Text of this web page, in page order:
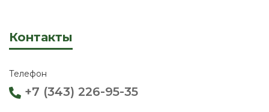
Контакты
Телефон
+7 (343) 226-95-35